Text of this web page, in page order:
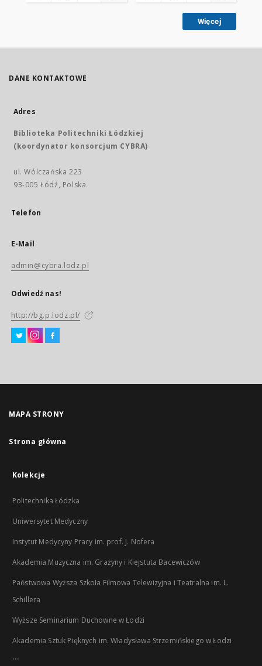
Więcej
DANE KONTAKTOWE
Adres
Biblioteka Politechniki Łódzkiej
(koordynator konsorcjum CYBRA)
ul. Wólczańska 223
93-005 Łódź, Polska
Telefon
E-Mail
admin@cybra.lodz.pl
Odwiedź nas!
http://bg.p.lodz.pl/
MAPA STRONY
Strona główna
Kolekcje
Politechnika Łódzka
Uniwersytet Medyczny
Instytut Medycyny Pracy im. prof. J. Nofera
Akademia Muzyczna im. Grażyny i Kiejstuta Bacewiczów
Państwowa Wyższa Szkoła Filmowa Telewizyjna i Teatralna im. L.
Schillera
Wyższe Seminarium Duchowne w Łodzi
Akademia Sztuk Pięknych im. Władysława Strzemińskiego w Łodzi
...